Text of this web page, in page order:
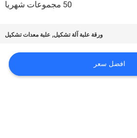
50 مجموعات شهريا
ورقة علبة آلة تشكيل, علبة معدات تشكيل
افضل سعر